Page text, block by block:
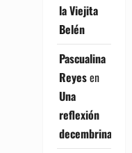
la Viejita
Belén
Pascualina
Reyesen
Una
reflexión
decembrina